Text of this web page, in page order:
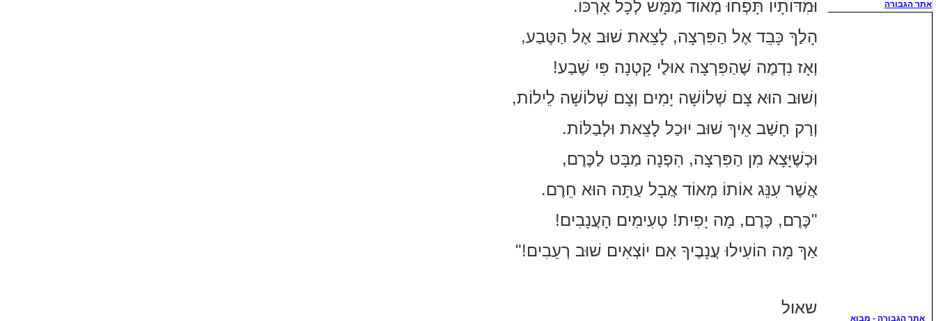
וּמִדּוֹתָיו תָּפְחוּ מְאוֹד מַמָּשׁ לְכָל אָרְכּוֹ.
הָלַךְ כָּבֵד אֶל הַפִּרְצָה, לָצֵאת שׁוּב אֶל הַטֶּבַע,
וְאָז נִדְמֶה שֶׁהַפִּרְצָה אוּלַי קָטְנָה פִּי שֶׁבַע!
וְשׁוּב הוּא צָם שְׁלוֹשָׁה יָמִים וְצָם שְׁלוֹשָׁה לֵילוֹת,
וְרַק חָשַׁב אֵיךְ שׁוּב יוּכַל לָצֵאת וּלְבַלּוֹת.
וּכְשֶׁיָּצָא מִן הַפִּרְצָה, הִפְנָה מַבָּט לַכֶּרֶם,
אֲשֶׁר עִנֵּג אוֹתוֹ מְאוֹד אֲבָל עַתָּה הוּא חֵרֶם.
"כֶּרֶם, כֶּרֶם, מָה יָפִית! טְעִימִים הָעֲנָבִים!
אַךְ מָה הוֹעִילוּ עֲנָבֶיךָ אִם יוֹצְאִים שׁוּב רְעֵבִים!"
שאול